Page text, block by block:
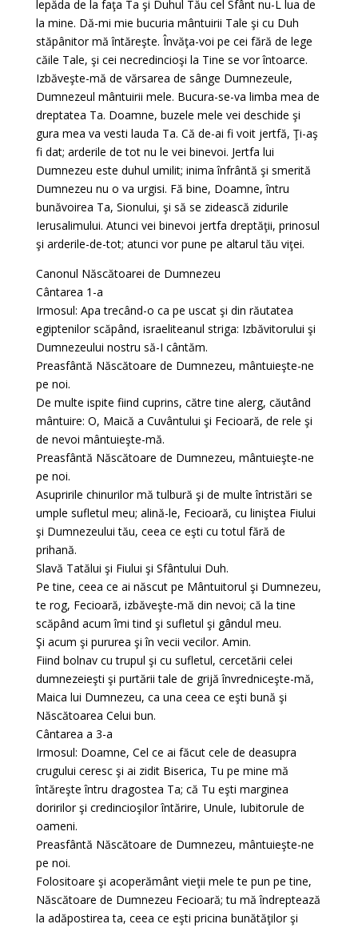
lepăda de la faţa Ta şi Duhul Tău cel Sfânt nu-L lua de
la mine. Dă-mi mie bucuria mântuirii Tale şi cu Duh
stăpânitor mă întăreşte. Învăţa-voi pe cei fără de lege
căile Tale, şi cei necredincioşi la Tine se vor întoarce.
Izbăveşte-mă de vărsarea de sânge Dumnezeule,
Dumnezeul mântuirii mele. Bucura-se-va limba mea de
dreptatea Ta. Doamne, buzele mele vei deschide şi
gura mea va vesti lauda Ta. Că de-ai fi voit jertfă, Ţi-aş
fi dat; arderile de tot nu le vei binevoi. Jertfa lui
Dumnezeu este duhul umilit; inima înfrântă şi smerită
Dumnezeu nu o va urgisi. Fă bine, Doamne, întru
bunăvoirea Ta, Sionului, şi să se zidească zidurile
Ierusalimului. Atunci vei binevoi jertfa dreptăţii, prinosul
şi arderile-de-tot; atunci vor pune pe altarul tău viţei.
Canonul Născătoarei de Dumnezeu
Cântarea 1-a
Irmosul: Apa trecând-o ca pe uscat şi din răutatea
egiptenilor scăpând, israeliteanul striga: Izbăvitorului şi
Dumnezeului nostru să-I cântăm.
Preasfântă Născătoare de Dumnezeu, mântuieşte-ne
pe noi.
De multe ispite fiind cuprins, către tine alerg, căutând
mântuire: O, Maică a Cuvântului şi Fecioară, de rele şi
de nevoi mântuieşte-mă.
Preasfântă Născătoare de Dumnezeu, mântuieşte-ne
pe noi.
Asupririle chinurilor mă tulbură şi de multe întristări se
umple sufletul meu; alină-le, Fecioară, cu liniştea Fiului
şi Dumnezeului tău, ceea ce eşti cu totul fără de
prihană.
Slavă Tatălui şi Fiului şi Sfântului Duh.
Pe tine, ceea ce ai născut pe Mântuitorul şi Dumnezeu,
te rog, Fecioară, izbăveşte-mă din nevoi; că la tine
scăpând acum îmi tind şi sufletul şi gândul meu.
Şi acum şi pururea şi în vecii vecilor. Amin.
Fiind bolnav cu trupul şi cu sufletul, cercetării celei
dumnezeieşti şi purtării tale de grijă învredniceşte-mă,
Maica lui Dumnezeu, ca una ceea ce eşti bună şi
Născătoarea Celui bun.
Cântarea a 3-a
Irmosul: Doamne, Cel ce ai făcut cele de deasupra
crugului ceresc şi ai zidit Biserica, Tu pe mine mă
întăreşte întru dragostea Ta; că Tu eşti marginea
doririlor şi credincioşilor întărire, Unule, Iubitorule de
oameni.
Preasfântă Născătoare de Dumnezeu, mântuieşte-ne
pe noi.
Folositoare şi acoperământ vieţii mele te pun pe tine,
Născătoare de Dumnezeu Fecioară; tu mă îndreptează
la adăpostirea ta, ceea ce eşti pricina bunătăţilor şi